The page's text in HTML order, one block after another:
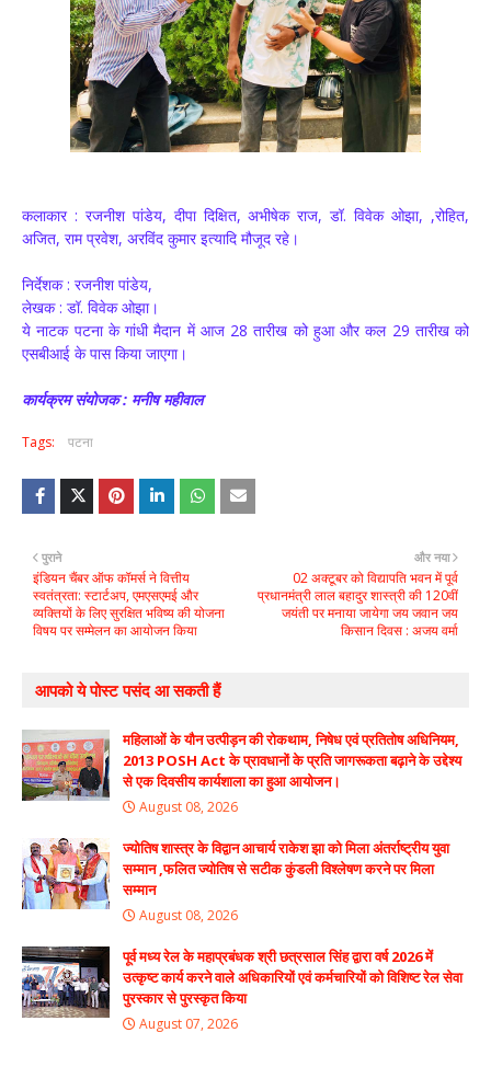
कलाकार : रजनीश पांडेय, दीपा दिक्षित, अभीषेक राज, डॉ. विवेक ओझा, ,रोहित,
अजित, राम प्रवेश, अरविंद कुमार इत्यादि मौजूद रहे।
निर्देशक : रजनीश पांडेय,
लेखक : डॉ. विवेक ओझा।
ये नाटक पटना के गांधी मैदान में आज 28 तारीख को हुआ और कल 29 तारीख को
एसबीआई के पास किया जाएगा।
कार्यक्रम संयोजक : मनीष महीवाल
Tags: पटना
और नया
02 अक्टूबर को विद्यापति भवन में पूर्व
प्रधानमंत्री लाल बहादुर शास्त्री की 120वीं
जयंती पर मनाया जायेगा जय जवान जय
किसान दिवस : अजय वर्मा
पुराने
इंडियन चैंबर ऑफ कॉमर्स ने वित्तीय
स्वतंत्रता: स्टार्टअप, एमएसएमई और
व्यक्तियों के लिए सुरक्षित भविष्य की योजना
विषय पर सम्मेलन का आयोजन किया
आपको ये पोस्ट पसंद आ सकती हैं
महिलाओं के यौन उत्पीड़न की रोकथाम, निषेध एवं प्रतितोष अधिनियम,
2013 POSH Act के प्रावधानों के प्रति जागरूकता बढ़ाने के उद्देश्य
से एक दिवसीय कार्यशाला का हुआ आयोजन।
August 08, 2026
ज्योतिष शास्त्र के विद्वान आचार्य राकेश झा को मिला अंतर्राष्ट्रीय युवा
सम्मान ,फलित ज्योतिष से सटीक कुंडली विश्लेषण करने पर मिला
सम्मान
August 08, 2026
पूर्व मध्य रेल के महाप्रबंधक श्री छत्रसाल सिंह द्वारा वर्ष 2026 में
उत्कृष्ट कार्य करने वाले अधिकारियों एवं कर्मचारियों को विशिष्ट रेल सेवा
पुरस्कार से पुरस्कृत किया
August 07, 2026